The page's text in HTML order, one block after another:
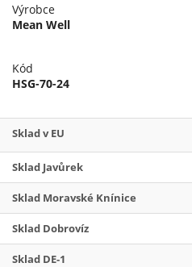
Výrobce
Mean Well
Kód
HSG-70-24
Sklad v EU
Sklad Javůrek
Sklad Moravské Knínice
Sklad Dobrovíz
Sklad DE-1